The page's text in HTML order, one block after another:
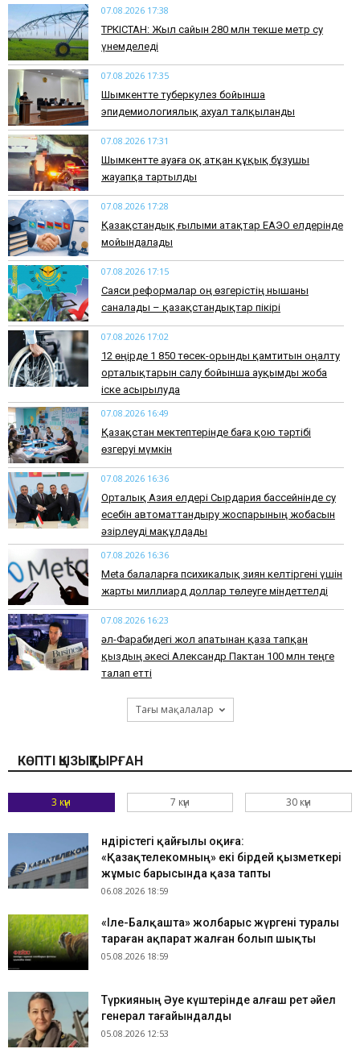
07.08.2026 17:38
ТҮРКІСТАН: Жыл сайын 280 млн текше метр су
үнемделеді
07.08.2026 17:35
​Шымкентте туберкулез бойынша
эпидемиологиялық ахуал талқыланды
07.08.2026 17:31
Шымкентте ауаға оқ атқан құқық бұзушы
жауапқа тартылды
07.08.2026 17:28
Қазақстандық ғылыми атақтар ЕАЭО елдерінде
мойындалады
07.08.2026 17:15
Саяси реформалар оң өзгерістің нышаны
саналады – қазақстандықтар пікірі
07.08.2026 17:02
12 өңірде 1 850 төсек-орынды қамтитын оңалту
орталықтарын салу бойынша ауқымды жоба
іске асырылуда
07.08.2026 16:49
Қазақстан мектептерінде баға қою тәртібі
өзгеруі мүмкін
07.08.2026 16:36
Орталық Азия елдері Сырдария бассейнінде су
есебін автоматтандыру жоспарының жобасын
әзірлеуді мақұлдады
07.08.2026 16:36
Meta балаларға психикалық зиян келтіргені үшін
жарты миллиард доллар төлеуге міндеттелді
07.08.2026 16:23
әл-Фарабидегі жол апатынан қаза тапқан
қыздың әкесі Александр Пактан 100 млн теңге
талап етті
Тағы мақалалар
КӨПТІ ҚЫЗЫҚТЫРҒАН
3 күн 7 күн 30 күн
Өндірістегі қайғылы оқиға:
«Қазақтелекомның» екі бірдей қызметкері
жұмыс барысында қаза тапты
06.08.2026 18:59
«Іле-Балқашта» жолбарыс жүргені туралы
тараған ақпарат жалған болып шықты
05.08.2026 18:59
Түркияның Әуе күштерінде алғаш рет әйел
генерал тағайындалды
05.08.2026 12:53